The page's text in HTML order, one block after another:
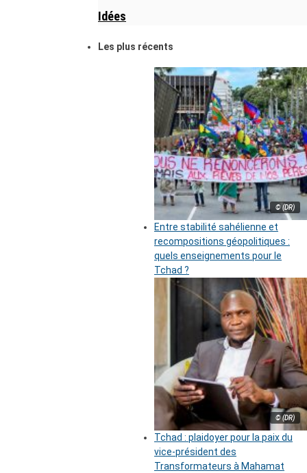
Idées
Les plus récents
© (DR)
Entre stabilité sahélienne et
recompositions géopolitiques :
quels enseignements pour le
Tchad ?
© (DR)
Tchad : plaidoyer pour la paix du
vice-président des
Transformateurs à Mahamat